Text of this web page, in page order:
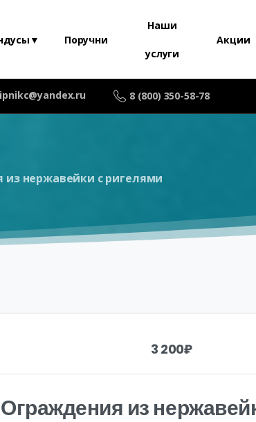
Поручни
Наши
услуги
Акции
8 (800) 350-58-78
из нержавейки с ригелями
3 200₽
Ограждения из